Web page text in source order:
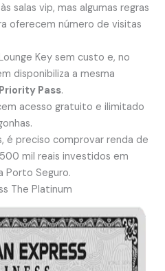
salas vip, mas algumas regras
oferecem número de visitas
Key sem custo e, no
disponibiliza a mesma
Priority Pass.
acesso gratuito e ilimitado
é preciso comprovar renda de
mil reais investidos em
Porto Seguro.
The Platinum